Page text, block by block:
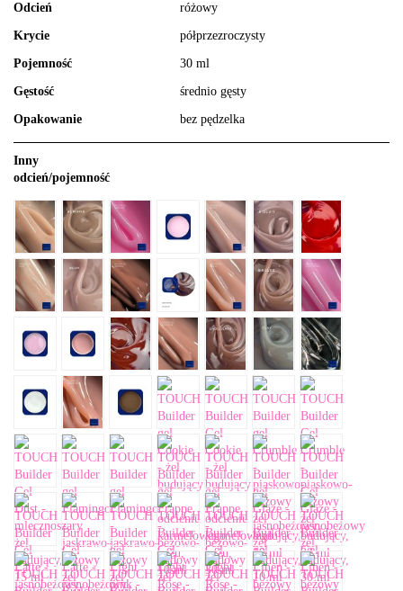
Odcień różowy
Krycie półprzezroczysty
Pojemność 30 ml
Gęstość średnio gęsty
Opakowanie bez pędzelka
Inny
odcień/pojemność